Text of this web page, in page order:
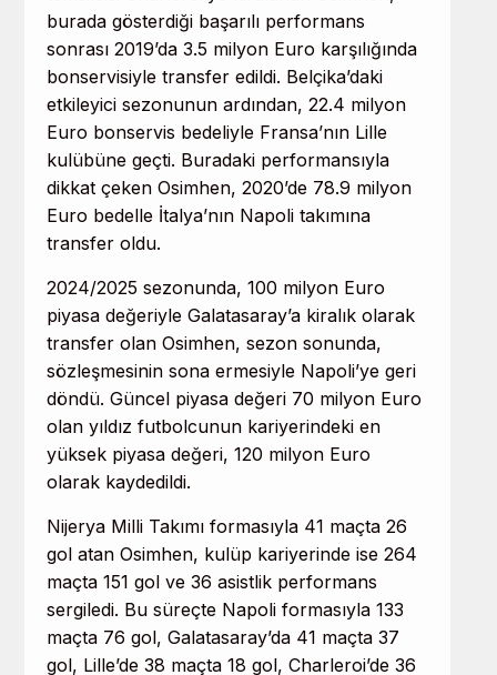
burada gösterdiği başarılı performans
sonrası 2019’da 3.5 milyon Euro karşılığında
bonservisiyle transfer edildi. Belçika’daki
etkileyici sezonunun ardından, 22.4 milyon
Euro bonservis bedeliyle Fransa’nın Lille
kulübüne geçti. Buradaki performansıyla
dikkat çeken Osimhen, 2020’de 78.9 milyon
Euro bedelle İtalya’nın Napoli takımına
transfer oldu.
2024/2025 sezonunda, 100 milyon Euro
piyasa değeriyle Galatasaray’a kiralık olarak
transfer olan Osimhen, sezon sonunda,
sözleşmesinin sona ermesiyle Napoli’ye geri
döndü. Güncel piyasa değeri 70 milyon Euro
olan yıldız futbolcunun kariyerindeki en
yüksek piyasa değeri, 120 milyon Euro
olarak kaydedildi.
Nijerya Milli Takımı formasıyla 41 maçta 26
gol atan Osimhen, kulüp kariyerinde ise 264
maçta 151 gol ve 36 asistlik performans
sergiledi. Bu süreçte Napoli formasıyla 133
maçta 76 gol, Galatasaray’da 41 maçta 37
gol, Lille’de 38 maçta 18 gol, Charleroi’de 36